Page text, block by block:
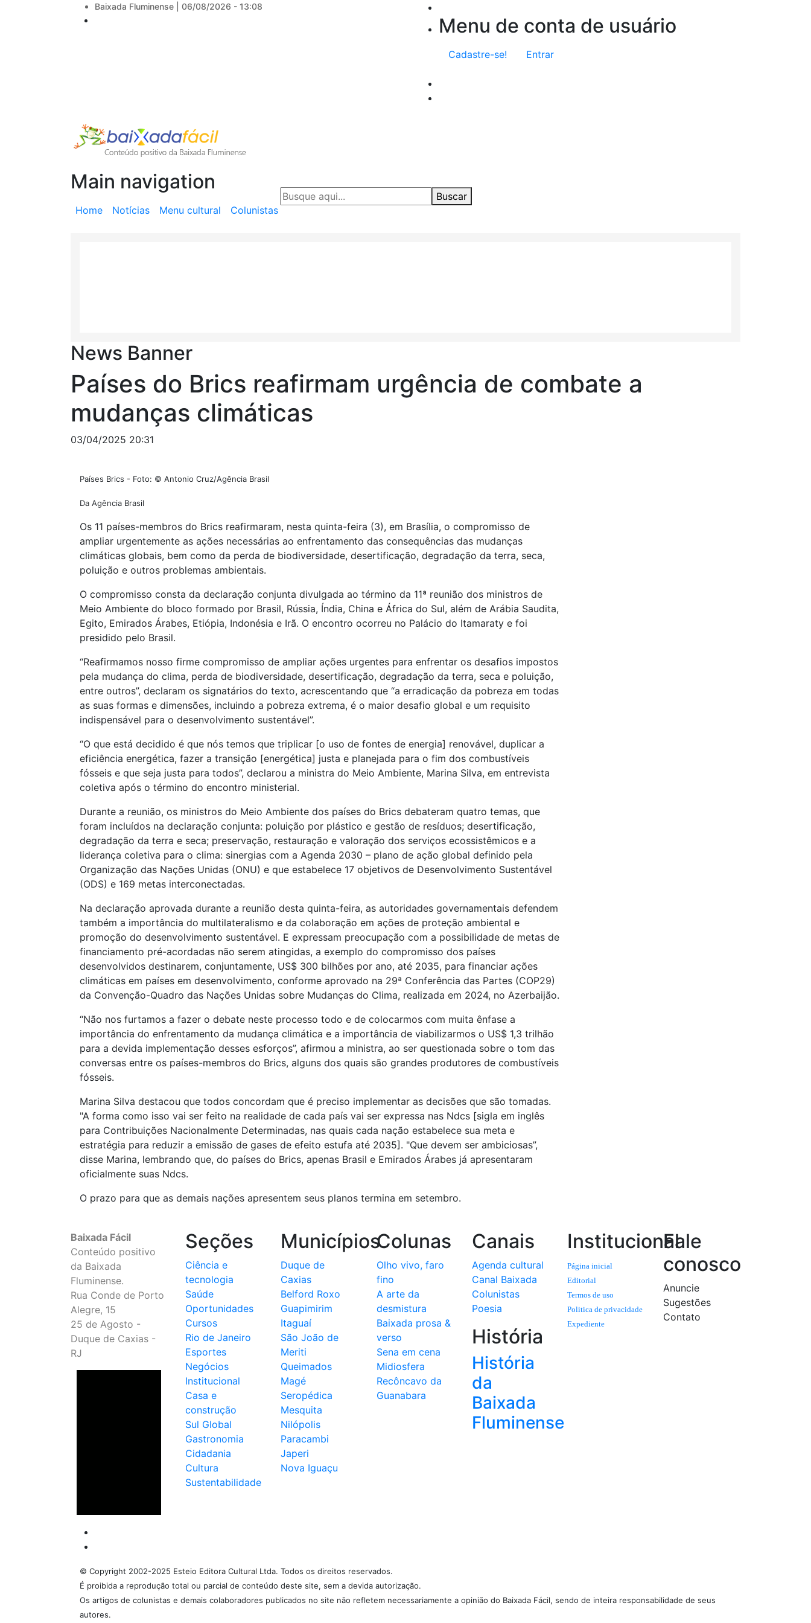
Baixada Fluminense | 06/08/2026 - 13:08
Menu de conta de usuário
Cadastre-se! Entrar
Main navigation
Home Notícias Menu cultural Colunistas
Buscar
News Banner
Países do Brics reafirmam urgência de combate a
mudanças climáticas
03/04/2025 20:31
Países Brics - Foto: © Antonio Cruz/Agência Brasil
Da Agência Brasil
Os 11 países-membros do Brics reafirmaram, nesta quinta-feira (3), em Brasília, o compromisso de
ampliar urgentemente as ações necessárias ao enfrentamento das consequências das mudanças
climáticas globais, bem como da perda de biodiversidade, desertificação, degradação da terra, seca,
poluição e outros problemas ambientais.
O compromisso consta da declaração conjunta divulgada ao término da 11ª reunião dos ministros de
Meio Ambiente do bloco formado por Brasil, Rússia, Índia, China e África do Sul, além de Arábia Saudita,
Egito, Emirados Árabes, Etiópia, Indonésia e Irã. O encontro ocorreu no Palácio do Itamaraty e foi
presidido pelo Brasil.
“Reafirmamos nosso firme compromisso de ampliar ações urgentes para enfrentar os desafios impostos
pela mudança do clima, perda de biodiversidade, desertificação, degradação da terra, seca e poluição,
entre outros”, declaram os signatários do texto, acrescentando que “a erradicação da pobreza em todas
as suas formas e dimensões, incluindo a pobreza extrema, é o maior desafio global e um requisito
indispensável para o desenvolvimento sustentável”.
“O que está decidido é que nós temos que triplicar [o uso de fontes de energia] renovável, duplicar a
eficiência energética, fazer a transição [energética] justa e planejada para o fim dos combustíveis
fósseis e que seja justa para todos”, declarou a ministra do Meio Ambiente, Marina Silva, em entrevista
coletiva após o término do encontro ministerial.
Durante a reunião, os ministros do Meio Ambiente dos países do Brics debateram quatro temas, que
foram incluídos na declaração conjunta: poluição por plástico e gestão de resíduos; desertificação,
degradação da terra e seca; preservação, restauração e valoração dos serviços ecossistêmicos e a
liderança coletiva para o clima: sinergias com a Agenda 2030 – plano de ação global definido pela
Organização das Nações Unidas (ONU) e que estabelece 17 objetivos de Desenvolvimento Sustentável
(ODS) e 169 metas interconectadas.
Na declaração aprovada durante a reunião desta quinta-feira, as autoridades governamentais defendem
também a importância do multilateralismo e da colaboração em ações de proteção ambiental e
promoção do desenvolvimento sustentável. E expressam preocupação com a possibilidade de metas de
financiamento pré-acordadas não serem atingidas, a exemplo do compromisso dos países
desenvolvidos destinarem, conjuntamente, US$ 300 bilhões por ano, até 2035, para financiar ações
climáticas em países em desenvolvimento, conforme aprovado na 29ª Conferência das Partes (COP29)
da Convenção-Quadro das Nações Unidas sobre Mudanças do Clima, realizada em 2024, no Azerbaijão.
“Não nos furtamos a fazer o debate neste processo todo e de colocarmos com muita ênfase a
importância do enfrentamento da mudança climática e a importância de viabilizarmos o US$ 1,3 trilhão
para a devida implementação desses esforços”, afirmou a ministra, ao ser questionada sobre o tom das
conversas entre os países-membros do Brics, alguns dos quais são grandes produtores de combustíveis
fósseis.
Marina Silva destacou que todos concordam que é preciso implementar as decisões que são tomadas.
"A forma como isso vai ser feito na realidade de cada país vai ser expressa nas Ndcs [sigla em inglês
para Contribuições Nacionalmente Determinadas, nas quais cada nação estabelece sua meta e
estratégia para reduzir a emissão de gases de efeito estufa até 2035]. "Que devem ser ambiciosas”,
disse Marina, lembrando que, do países do Brics, apenas Brasil e Emirados Árabes já apresentaram
oficialmente suas Ndcs.
O prazo para que as demais nações apresentem seus planos termina em setembro.
Baixada Fácil
Conteúdo positivo
da Baixada
Fluminense.
Rua Conde de Porto
Alegre, 15
25 de Agosto -
Duque de Caxias -
RJ
Seções
Ciência e
tecnologia
Saúde
Oportunidades
Cursos
Rio de Janeiro
Esportes
Negócios
Institucional
Casa e
construção
Sul Global
Gastronomia
Cidadania
Cultura
Sustentabilidade
Municípios
Duque de
Caxias
Belford Roxo
Guapimirim
Itaguaí
São João de
Meriti
Queimados
Magé
Seropédica
Mesquita
Nilópolis
Paracambi
Japeri
Nova Iguaçu
Colunas
Olho vivo, faro
fino
A arte da
desmistura
Baixada prosa &
verso
Sena em cena
Midiosfera
Recôncavo da
Guanabara
Canais
Agenda cultural
Canal Baixada
Colunistas
Poesia
História
História
da
Baixada
Fluminense
Institucional
Página inicial
Editorial
Termos de uso
Politica de privacidade
Expediente
Fale
conosco
Anuncie
Sugestões
Contato
© Copyright 2002-2025 Esteio Editora Cultural Ltda. Todos os direitos reservados.
É proibida a reprodução total ou parcial de conteúdo deste site, sem a devida autorização.
Os artigos de colunistas e demais colaboradores publicados no site não refletem necessariamente a opinião do Baixada Fácil, sendo de inteira responsabilidade de seus
autores.